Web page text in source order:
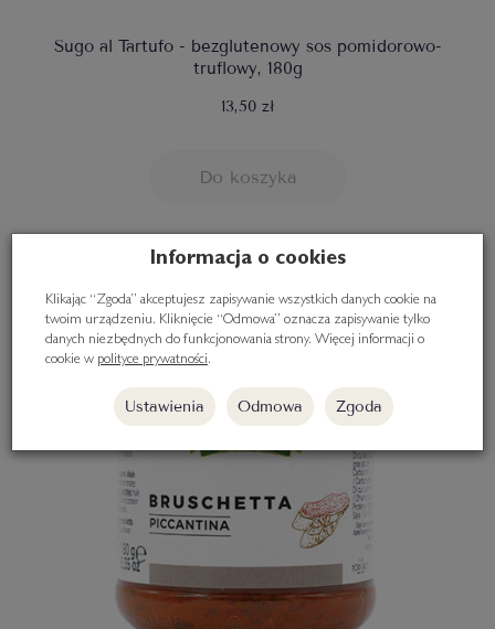
Sugo al Tartufo - bezglutenowy sos pomidorowo-
truflowy, 180g
13,50 zł
Do koszyka
Informacja o cookies
Klikając “Zgoda” akceptujesz zapisywanie wszystkich danych cookie na
twoim urządzeniu. Kliknięcie “Odmowa” oznacza zapisywanie tylko
danych niezbędnych do funkcjonowania strony. Więcej informacji o
cookie w polityce prywatności.
Ustawienia Odmowa Zgoda